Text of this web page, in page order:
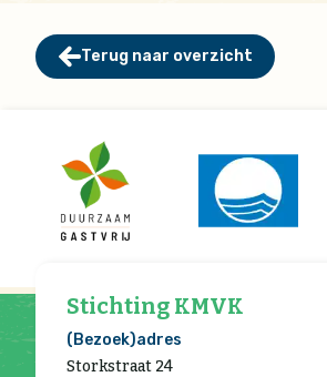
Terug naar overzicht
Stichting KMVK
(Bezoek)adres
Storkstraat 24